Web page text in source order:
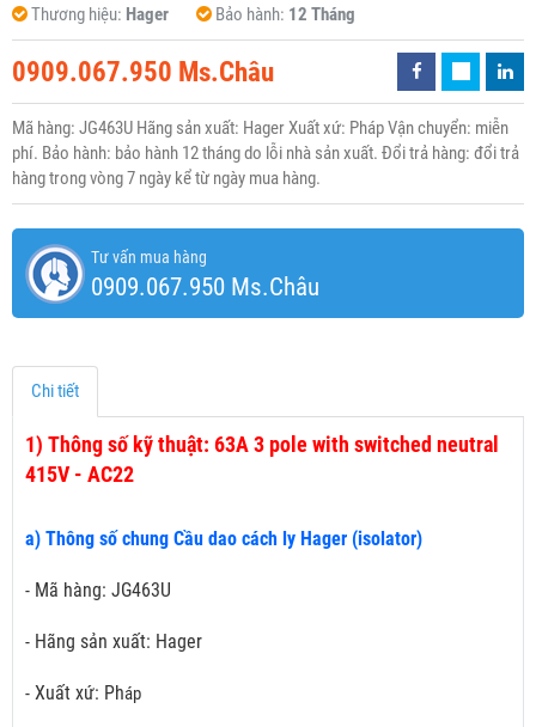
Thương hiệu: Hager Bảo hành: 12 Tháng
0909.067.950 Ms.Châu
Mã hàng: JG463U Hãng sản xuất: Hager Xuất xứ: Pháp Vận chuyển: miễn
phí. Bảo hành: bảo hành 12 tháng do lỗi nhà sản xuất. Đổi trả hàng: đổi trả
hàng trong vòng 7 ngày kể từ ngày mua hàng.
Tư vấn mua hàng
0909.067.950 Ms.Châu
Chi tiết
1) Thông số kỹ thuật: 63A 3 pole with switched neutral
415V - AC22
a) Thông số chung Cầu dao cách ly Hager (isolator)
- Mã hàng: JG463U
- Hãng sản xuất: Hager
- Xuất xứ: Pháp